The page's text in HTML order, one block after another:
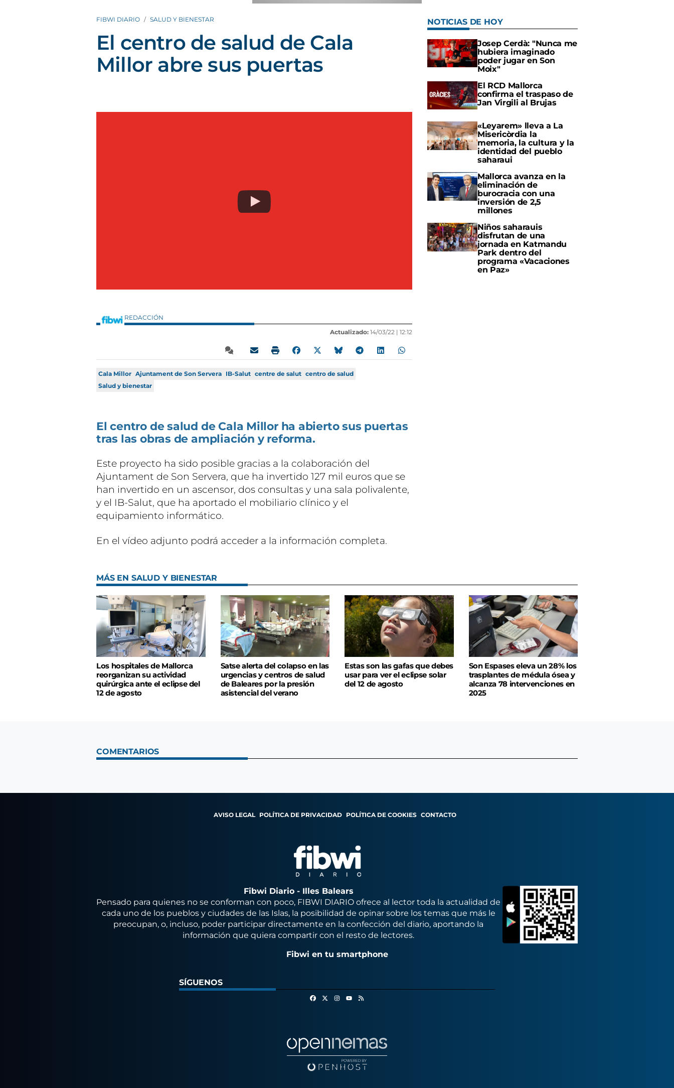
FIBWI DIARIO SALUD Y BIENESTAR
El centro de salud de Cala
Millor abre sus puertas
REDACCIÓN
Actualizado: 14/03/22 | 12:12
Cala Millor Ajuntament de Son Servera IB-Salut centre de salut centro de salud
Salud y bienestar
El centro de salud de Cala Millor ha abierto sus puertas
tras las obras de ampliación y reforma.
Este proyecto ha sido posible gracias a la colaboración del
Ajuntament de Son Servera, que ha invertido 127 mil euros que se
han invertido en un ascensor, dos consultas y una sala polivalente,
y el IB-Salut, que ha aportado el mobiliario clínico y el
equipamiento informático.
En el vídeo adjunto podrá acceder a la información completa.
NOTICIAS DE HOY
Josep Cerdà: "Nunca me
hubiera imaginado
poder jugar en Son
Moix"
El RCD Mallorca
confirma el traspaso de
Jan Virgili al Brujas
«Leyarem» lleva a La
Misericòrdia la
memoria, la cultura y la
identidad del pueblo
saharaui
Mallorca avanza en la
eliminación de
burocracia con una
inversión de 2,5
millones
Niños saharauis
disfrutan de una
jornada en Katmandu
Park dentro del
programa «Vacaciones
en Paz»
MÁS EN SALUD Y BIENESTAR
Los hospitales de Mallorca
reorganizan su actividad
quirúrgica ante el eclipse del
12 de agosto
Satse alerta del colapso en las
urgencias y centros de salud
de Baleares por la presión
asistencial del verano
Estas son las gafas que debes
usar para ver el eclipse solar
del 12 de agosto
Son Espases eleva un 28% los
trasplantes de médula ósea y
alcanza 78 intervenciones en
2025
COMENTARIOS
AVISO LEGAL POLÍTICA DE PRIVACIDAD POLÍTICA DE COOKIES CONTACTO
Fibwi Diario - Illes Balears
Pensado para quienes no se conforman con poco, FIBWI DIARIO ofrece al lector toda la actualidad de
cada uno de los pueblos y ciudades de las Islas, la posibilidad de opinar sobre los temas que más le
preocupan, o, incluso, poder participar directamente en la confección del diario, aportando la
información que quiera compartir con el resto de lectores.
Fibwi en tu smartphone
SÍGUENOS
FacebookInstagram